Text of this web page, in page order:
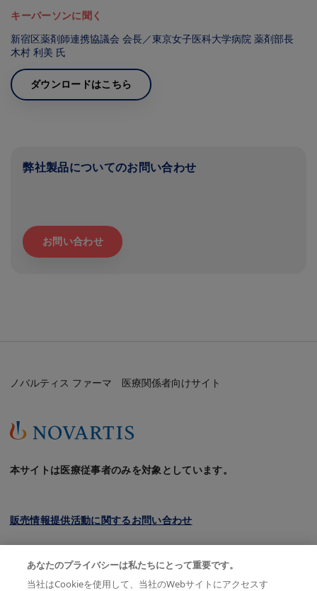
キーパーソンに聞く
新宿区薬剤師連携協議会 会長／東京女子医科大学病院 薬剤部長
木村 利美 氏
ダウンロードはこちら
弊社製品についてのお問い合わせ
お問い合わせ
ノバルティス ファーマ 医療関係者向けサイト
本サイトは医療従事者のみを対象としています。
販売情報提供活動に関するお問い合わせ
クッキーについて
プライバシーポリシー
あなたのプライバシーは私たちにとって重要です。
当社はCookieを使用して、当社のWebサイトにアクセスす